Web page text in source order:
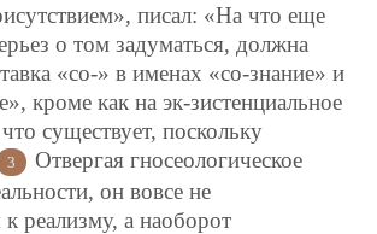
писал: «На что еще
о том задуматься, должна
«со-» в именах «со-знание» и
кроме как на эк-зистенциальное
существует, поскольку
3
Отвергая гносеологическое
он вовсе не
к реализму, а наоборот